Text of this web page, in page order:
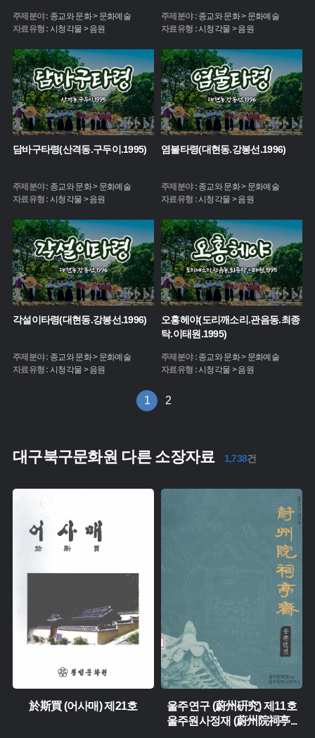
주제분야 : 종교와 문화 > 문화예술
자료유형 : 시청각물 > 음원
주제분야 :종교와 문화 > 문화예술
자료유형 :시청각물 > 음원
담바구타령(산격동.구두이.1995)
주제분야 : 종교와 문화 > 문화예술
자료유형 : 시청각물 > 음원
염불타령(대현동.강봉선.1996)
주제분야 :종교와 문화 > 문화예술
자료유형 :시청각물 > 음원
각설이타령(대현동.강봉선.1996)
주제분야 : 종교와 문화 > 문화예술
자료유형 : 시청각물 > 음원
오홍헤야(도리깨소리.관음동.최종
탁.이태원.1995)
주제분야 :종교와 문화 > 문화예술
자료유형 :시청각물 > 음원
1 2
대구북구문화원 다른 소장자료 1,738건
유형 :
생산 :
於斯買 (어사매) 제21호
울주연구 (蔚州硏究) 제11호
울주원사정재 (蔚州院祠亭...